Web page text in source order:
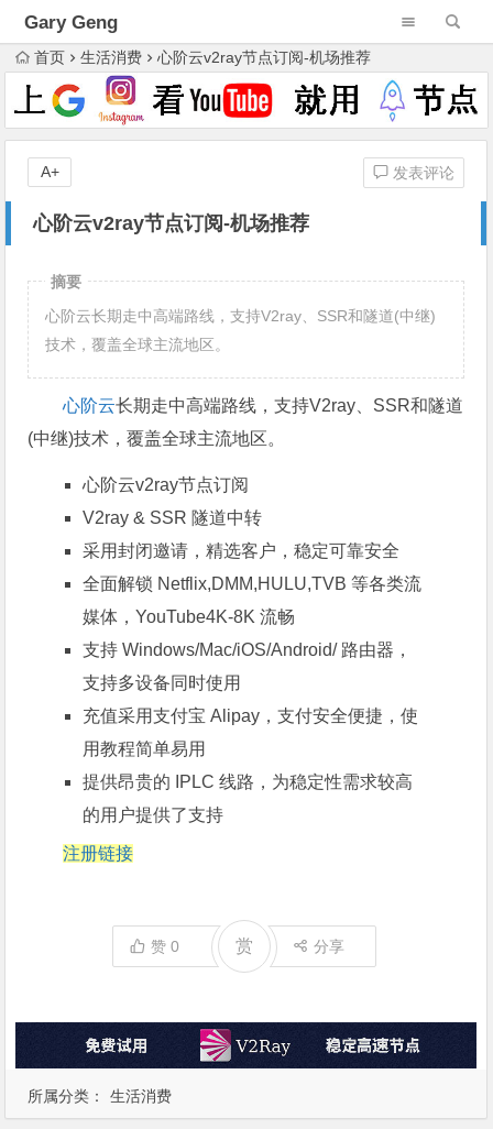
Gary Geng
首页 生活消费 心阶云v2ray节点订阅-机场推荐
心阶云v2ray节点订阅-机场推荐
发表评论
A+
所属分类： 生活消费
摘要
心阶云长期走中高端路线，支持V2ray、SSR和隧道(中继)
技术，覆盖全球主流地区。
心阶云长期走中高端路线，支持V2ray、SSR和隧道
(中继)技术，覆盖全球主流地区。
心阶云v2ray节点订阅
V2ray & SSR 隧道中转
采用封闭邀请，精选客户，稳定可靠安全
全面解锁 Netflix,DMM,HULU,TVB 等各类流
媒体，YouTube4K-8K 流畅
支持 Windows/Mac/iOS/Android/ 路由器，
支持多设备同时使用
充值采用支付宝 Alipay，支付安全便捷，使
用教程简单易用
提供昂贵的 IPLC 线路，为稳定性需求较高
的用户提供了支持
注册链接
赞0 赏 分享